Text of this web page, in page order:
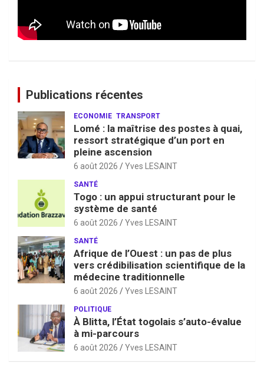
Publications récentes
ECONOMIE TRANSPORT
Lomé : la maîtrise des postes à quai,
ressort stratégique d’un port en
pleine ascension
6 août 2026 Yves LESAINT
SANTÉ
Togo : un appui structurant pour le
système de santé
6 août 2026 Yves LESAINT
SANTÉ
Afrique de l’Ouest : un pas de plus
vers crédibilisation scientifique de la
médecine traditionnelle
6 août 2026 Yves LESAINT
POLITIQUE
À Blitta, l’État togolais s’auto-évalue
à mi-parcours
6 août 2026 Yves LESAINT